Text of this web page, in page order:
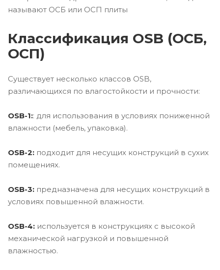
называют ОСБ или ОСП плиты
Классификация OSB (ОСБ,
ОСП)
Существует несколько классов OSB,
различающихся по влагостойкости и прочности:
OSB-1:: для использования в условиях пониженной
влажности (мебель, упаковка).
OSB-2: подходит для несущих конструкций в сухих
помещениях.
OSB-3: предназначена для несущих конструкций в
условиях повышенной влажности.
OSB-4: используется в конструкциях с высокой
механической нагрузкой и повышенной
влажностью.